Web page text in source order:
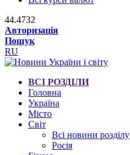
44.4732
Авторизація
Пошук
RU
ВСІ РОЗДІЛИ
Головна
Україна
Місто
Світ
Всі новини розділу
Росія